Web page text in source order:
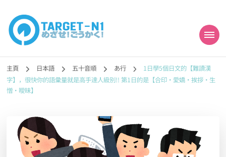
目標!!日本語能力試
N1合格
勉強コンテンツも追加予定!!】
主頁 日本語 五十音順 あ行
1日學5個日文的【難讀漢
字】，很快你的語彙量就是高手達人級別!! 第1日的是【合印‧愛嬌‧挨拶‧生
憎‧曖昧】